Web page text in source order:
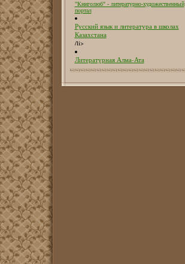
"Книголюб" - литературно-художественный
портал
Русский язык и литература в школах
Казахстана
/li>
Литературная Алма-Ата